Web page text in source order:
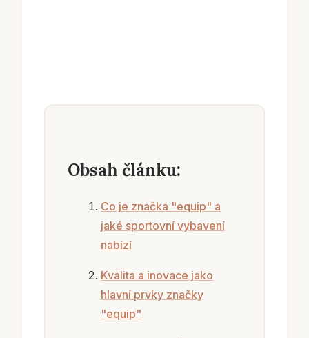
Obsah článku:
Co je značka "equip" a
jaké sportovní vybavení
nabízí
Kvalita a inovace jako
hlavní prvky značky
"equip"